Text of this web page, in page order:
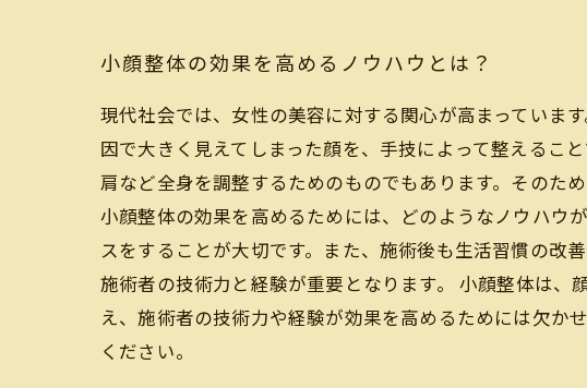
小顔整体の効果を高めるノウハウとは？
現代社会では、女性の美容に対する関心が高まっていま
因で大きく見えてしまった顔を、手技によって整えるこ
肩など全身を調整するためのものでもあります。そのた
小顔整体の効果を高めるためには、どのようなノウハウ
スをすることが大切です。また、施術後も生活習慣の改
施術者の技術力と経験が重要となります。 小顔整体は、
え、施術者の技術力や経験が効果を高めるためには欠か
ください。